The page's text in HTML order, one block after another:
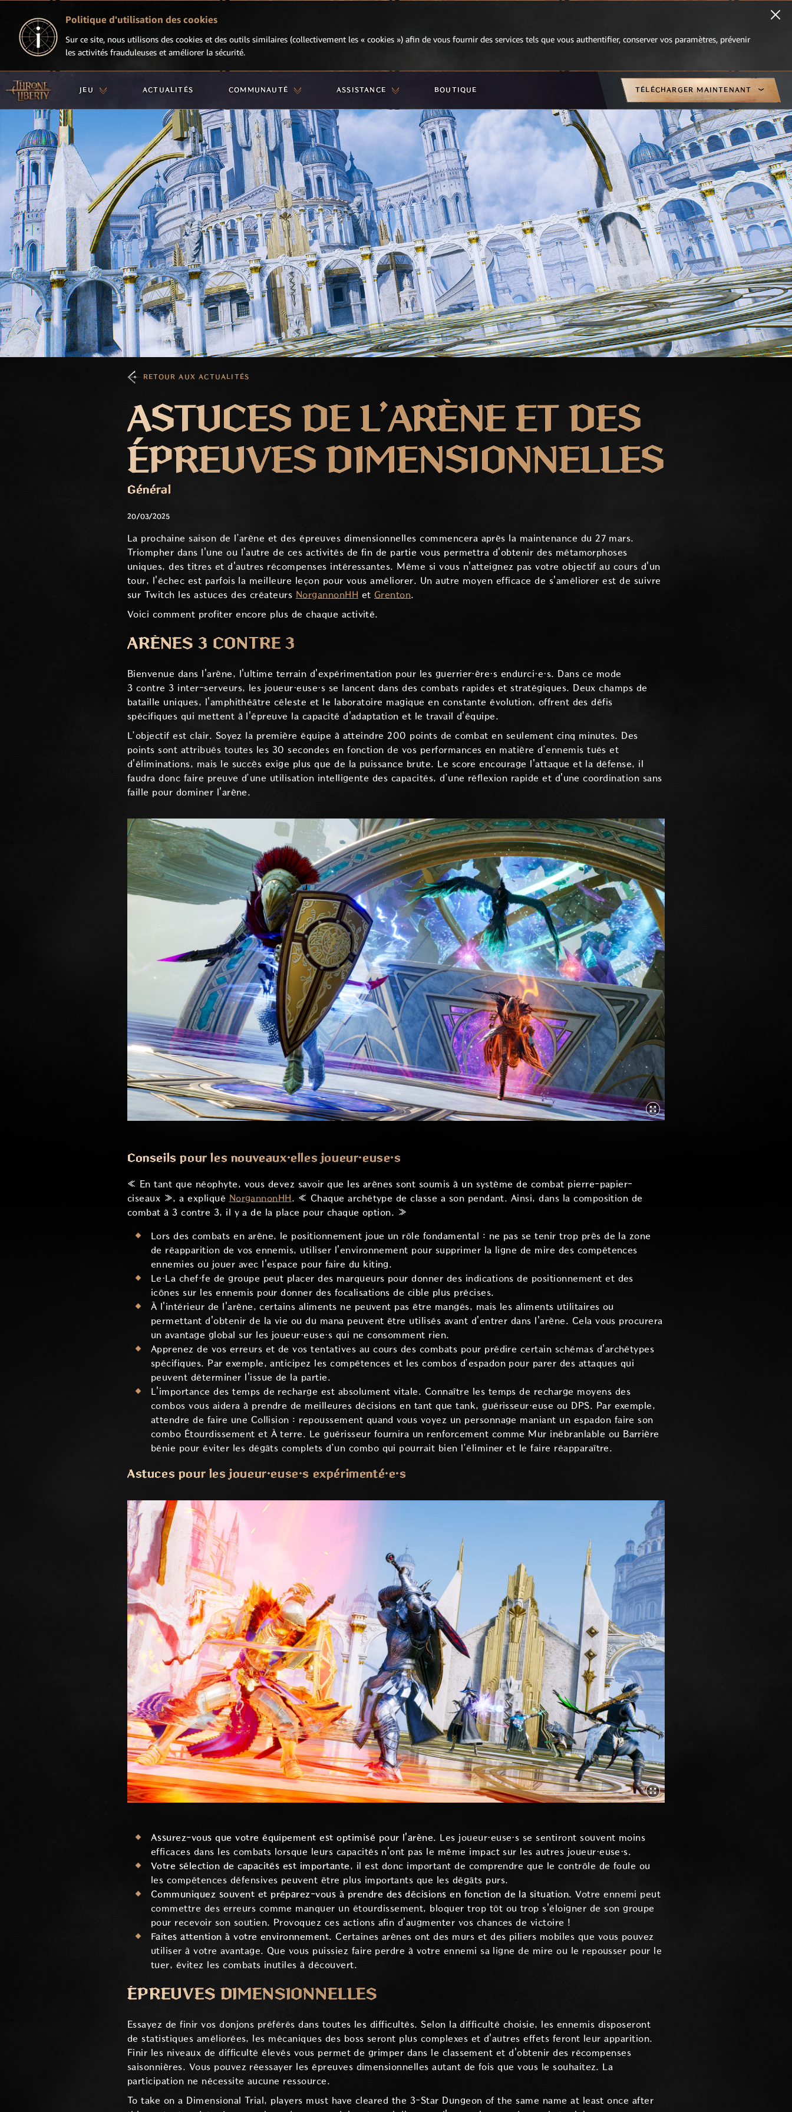
Politique d'utilisation des cookies
Sur ce site, nous utilisons des cookies et des outils similaires (collectivement les « cookies ») afin de vous fournir des services tels que vous authentifier, conserver vos paramètres, prévenir
les activités frauduleuses et améliorer la sécurité.
JEU ACTUALITÉS COMMUNAUTÉ ASSISTANCE BOUTIQUE TÉLÉCHARGER MAINTENANT
RETOUR AUX ACTUALITÉS
ASTUCES DE L’ARÈNE ET DES
ÉPREUVES DIMENSIONNELLES
Général
20/03/2025
La prochaine saison de l’arène et des épreuves dimensionnelles commencera après la maintenance du 27 mars.
Triompher dans l'une ou l'autre de ces activités de fin de partie vous permettra d'obtenir des métamorphoses
uniques, des titres et d'autres récompenses intéressantes. Même si vous n'atteignez pas votre objectif au cours d'un
tour, l'échec est parfois la meilleure leçon pour vous améliorer. Un autre moyen efficace de s'améliorer est de suivre
sur Twitch les astuces des créateurs NorgannonHH et Grenton.
Voici comment profiter encore plus de chaque activité.
ARÈNES 3 CONTRE 3
Bienvenue dans l'arène, l'ultime terrain d'expérimentation pour les guerrier·ère·s endurci·e·s. Dans ce mode
3 contre 3 inter-serveurs, les joueur·euse·s se lancent dans des combats rapides et stratégiques. Deux champs de
bataille uniques, l'amphithéâtre céleste et le laboratoire magique en constante évolution, offrent des défis
spécifiques qui mettent à l'épreuve la capacité d'adaptation et le travail d'équipe.
L’objectif est clair. Soyez la première équipe à atteindre 200 points de combat en seulement cinq minutes. Des
points sont attribués toutes les 30 secondes en fonction de vos performances en matière d’ennemis tués et
d'éliminations, mais le succès exige plus que de la puissance brute. Le score encourage l'attaque et la défense, il
faudra donc faire preuve d’une utilisation intelligente des capacités, d’une réflexion rapide et d'une coordination sans
faille pour dominer l'arène.
Conseils pour les nouveaux·elles joueur·euse·s
« En tant que néophyte, vous devez savoir que les arènes sont soumis à un système de combat pierre-papier-
ciseaux », a expliqué NorgannonHH. « Chaque archétype de classe a son pendant. Ainsi, dans la composition de
combat à 3 contre 3, il y a de la place pour chaque option. »
Lors des combats en arène, le positionnement joue un rôle fondamental : ne pas se tenir trop près de la zone
de réapparition de vos ennemis, utiliser l'environnement pour supprimer la ligne de mire des compétences
ennemies ou jouer avec l'espace pour faire du kiting.
Le·La chef·fe de groupe peut placer des marqueurs pour donner des indications de positionnement et des
icônes sur les ennemis pour donner des focalisations de cible plus précises.
À l'intérieur de l'arène, certains aliments ne peuvent pas être mangés, mais les aliments utilitaires ou
permettant d'obtenir de la vie ou du mana peuvent être utilisés avant d'entrer dans l'arène. Cela vous procurera
un avantage global sur les joueur·euse·s qui ne consomment rien.
Apprenez de vos erreurs et de vos tentatives au cours des combats pour prédire certain schémas d'archétypes
spécifiques. Par exemple, anticipez les compétences et les combos d’espadon pour parer des attaques qui
peuvent déterminer l'issue de la partie.
L'importance des temps de recharge est absolument vitale. Connaître les temps de recharge moyens des
combos vous aidera à prendre de meilleures décisions en tant que tank, guérisseur·euse ou DPS. Par exemple,
attendre de faire une Collision : repoussement quand vous voyez un personnage maniant un espadon faire son
combo Étourdissement et À terre. Le guérisseur fournira un renforcement comme Mur inébranlable ou Barrière
bénie pour éviter les dégâts complets d’un combo qui pourrait bien l’éliminer et le faire réapparaître.
Astuces pour les joueur·euse·s expérimenté·e·s
Assurez-vous que votre équipement est optimisé pour l'arène. Les joueur·euse·s se sentiront souvent moins
efficaces dans les combats lorsque leurs capacités n'ont pas le même impact sur les autres joueur·euse·s.
Votre sélection de capacités est importante, il est donc important de comprendre que le contrôle de foule ou
les compétences défensives peuvent être plus importants que les dégâts purs.
Communiquez souvent et préparez-vous à prendre des décisions en fonction de la situation.Votre ennemi peut
commettre des erreurs comme manquer un étourdissement, bloquer trop tôt ou trop s'éloigner de son groupe
pour recevoir son soutien. Provoquez ces actions afin d'augmenter vos chances de victoire !
Faites attention à votre environnement. Certaines arènes ont des murs et des piliers mobiles que vous pouvez
utiliser à votre avantage. Que vous puissiez faire perdre à votre ennemi sa ligne de mire ou le repousser pour le
tuer, évitez les combats inutiles à découvert.
ÉPREUVES DIMENSIONNELLES
Essayez de finir vos donjons préférés dans toutes les difficultés. Selon la difficulté choisie, les ennemis disposeront
de statistiques améliorées, les mécaniques des boss seront plus complexes et d'autres effets feront leur apparition.
Finir les niveaux de difficulté élevés vous permet de grimper dans le classement et d'obtenir des récompenses
saisonnières. Vous pouvez réessayer les épreuves dimensionnelles autant de fois que vous le souhaitez. La
participation ne nécessite aucune ressource.
To take on a Dimensional Trial, players must have cleared the 3-Star Dungeon of the same name at least once after